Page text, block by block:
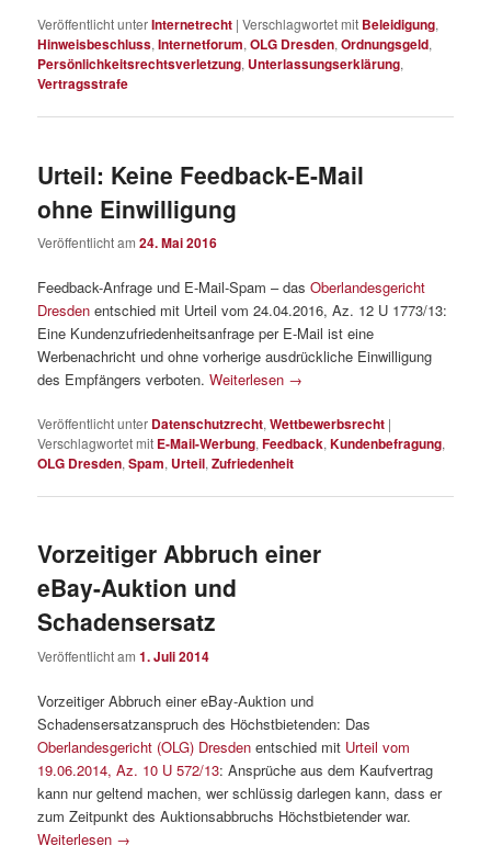
Veröffentlicht unterInternetrecht |Verschlagwortet mit Beleidigung,
Hinweisbeschluss,Internetforum,OLG Dresden,Ordnungsgeld,
Persönlichkeitsrechtsverletzung, Unterlassungserklärung,
Vertragsstrafe
Urteil: Keine Feedback-E-Mail
ohne Einwilligung
Veröffentlicht am24. Mai 2016
Feedback-Anfrage und E-Mail-Spam – dasOberlandesgericht
Dresden entschied mit Urteil vom 24.04.2016, Az. 12 U 1773/13:
Eine Kundenzufriedenheitsanfrage per E-Mail ist eine
Werbenachricht und ohne vorherige ausdrückliche Einwilligung
des Empfängers verboten.Weiterlesen →
Veröffentlicht unter Datenschutzrecht,Wettbewerbsrecht |
Verschlagwortet mit E-Mail-Werbung,Feedback,Kundenbefragung,
OLG Dresden,Spam, Urteil,Zufriedenheit
Vorzeitiger Abbruch einer
eBay-Auktion und
Schadensersatz
Veröffentlicht am1. Juli 2014
Vorzeitiger Abbruch einer eBay-Auktion und
Schadensersatzanspruch des Höchstbietenden: Das
Oberlandesgericht (OLG) Dresden entschied mit Urteil vom
19.06.2014, Az. 10 U 572/13: Ansprüche aus dem Kaufvertrag
kann nur geltend machen, wer schlüssig darlegen kann, dass er
zum Zeitpunkt des Auktionsabbruchs Höchstbietender war.
Weiterlesen →